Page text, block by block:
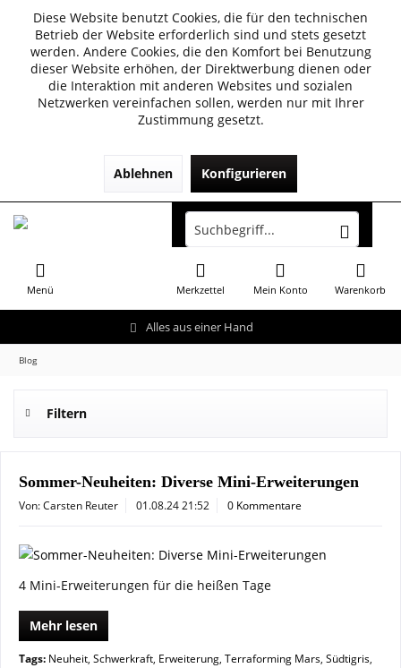
Diese Website benutzt Cookies, die für den technischen
Betrieb der Website erforderlich sind und stets gesetzt
werden. Andere Cookies, die den Komfort bei Benutzung
dieser Website erhöhen, der Direktwerbung dienen oder
die Interaktion mit anderen Websites und sozialen
Netzwerken vereinfachen sollen, werden nur mit Ihrer
Zustimmung gesetzt.
Ablehnen Konfigurieren
Alles aus einer Hand
Menü Warenkorb
Merkzettel Mein Konto
Blog
Filtern
Sommer-Neuheiten: Diverse Mini-Erweiterungen
Von: Carsten Reuter 01.08.24 21:52 0 Kommentare
4 Mini-Erweiterungen für die heißen Tage
Mehr lesen
Tags: Neuheit, Schwerkraft, Erweiterung, Terraforming Mars, Südtigris,